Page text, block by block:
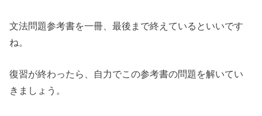
文法問題参考書を一冊、最後まで終えているといいです
ね。
復習が終わったら、自力でこの参考書の問題を解いてい
きましょう。